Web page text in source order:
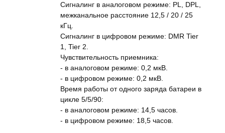
Сигналинг в аналоговом режиме: PL, DPL,
межканальное расстояние 12,5 / 20 / 25
кГц.
Сигналинг в цифровом режиме: DMR Tier
1, Tier 2.
Чувствительность приемника:
- в аналоговом режиме: 0,2 мкВ.
- в цифровом режиме: 0,2 мкВ.
Время работы от одного заряда батареи в
цикле 5/5/90:
- в аналоговом режиме: 14,5 часов.
- в цифровом режиме: 18,5 часов.